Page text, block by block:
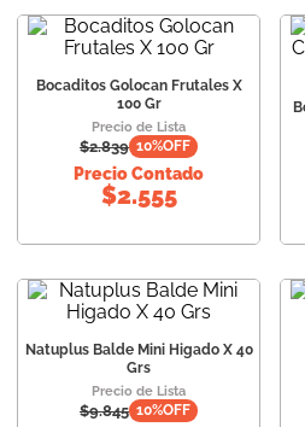
Bocaditos Golocan Frutales X
100 Gr
Precio de Lista
$2.839 10%OFF
Precio Contado
$2.555
Natuplus Balde Mini Higado X 40
Grs
Precio de Lista
$9.845 10%OFF